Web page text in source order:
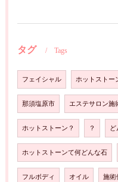
タグ Tags
フェイシャル ホットストー
那須塩原市 エステサロン施
ホットストーン？ ？ ど
ホットストーンて何どんな石
フルボディ オイル 施術